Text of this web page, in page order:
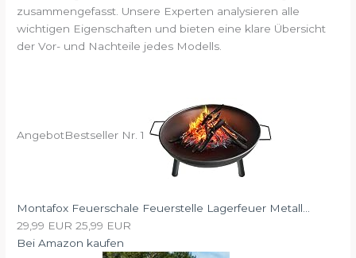
zusammengefasst. Unsere Experten analysieren alle
wichtigen Eigenschaften und bieten eine klare Übersicht
der Vor- und Nachteile jedes Modells.
AngebotBestseller Nr. 1
Montafox Feuerschale Feuerstelle Lagerfeuer Metall...
29,99 EUR 25,99 EUR
Bei Amazon kaufen